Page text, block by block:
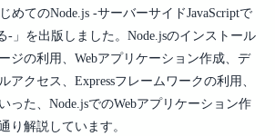
めてのNode.js -サーバーサイドJavaScriptで
-」を出版しました。Node.jsのインストール
ジの利用、Webアプリケーション作成、デ
アクセス、Expressフレームワークの利用、
った、Node.jsでのWebアプリケーション作
り解説しています。